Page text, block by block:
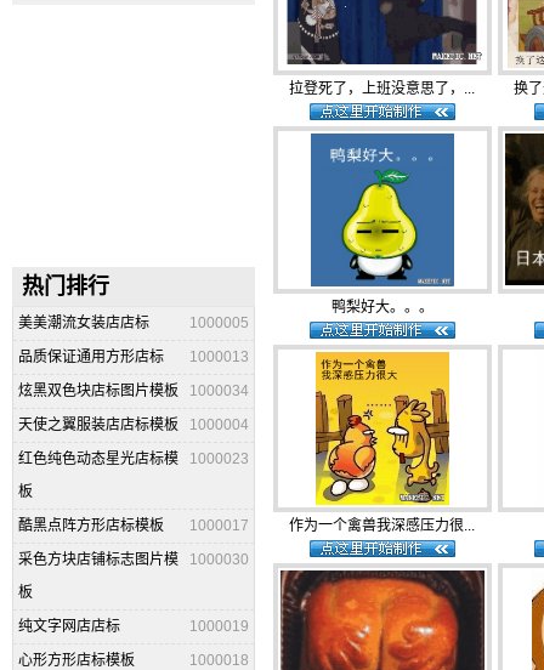
热门排行
1000005
美美潮流女装店店标
1000013
品质保证通用方形店标
1000034
炫黑双色块店标图片模板
1000004
天使之翼服装店店标模板
1000023
红色纯色动态星光店标模
板
1000017
酷黑点阵方形店标模板
1000030
采色方块店铺标志图片模
板
1000019
纯文字网店店标
1000018
心形方形店标模板
拉登死了，上班没意思了，... 换
鸭梨好大。。。
作为一个禽兽我深感压力很...